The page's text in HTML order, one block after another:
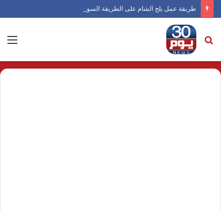
طريقة عمل بلح الشام على الطريقة السورية
بحث
عن